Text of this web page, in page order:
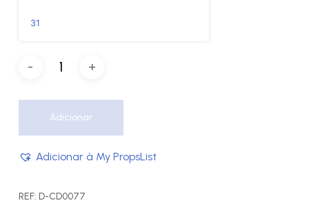
31
Adicionar
Adicionar à My PropsList
REF: D-CD0077